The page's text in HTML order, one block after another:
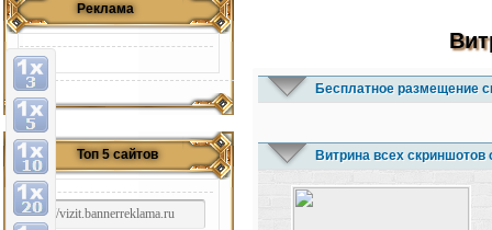
Реклама
Топ 5 сайтов
Бесплатное размещение
Витрина всех скриншотов